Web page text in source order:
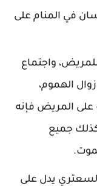
في المنام على
واجتماع
الهموم،
على المريض فإنه
جميع
السعتري يدل على